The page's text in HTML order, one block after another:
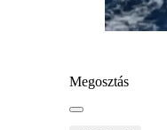
Megosztás